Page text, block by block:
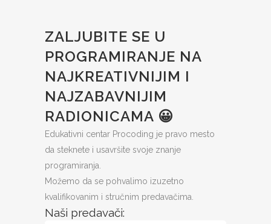
ZALJUBITE SE U
PROGRAMIRANJE NA
NAJKREATIVNIJIM I
NAJZABAVNIJIM
RADIONICAMA 😀
Edukativni centar Procoding je pravo mesto
da steknete i usavršite svoje znanje
programiranja.
Možemo da se pohvalimo izuzetno
kvalifikovanim i stručnim predavačima.
Naši predavači: